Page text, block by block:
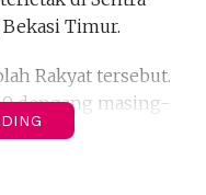
Timur.
Rakyat tersebut.
dengang masing-